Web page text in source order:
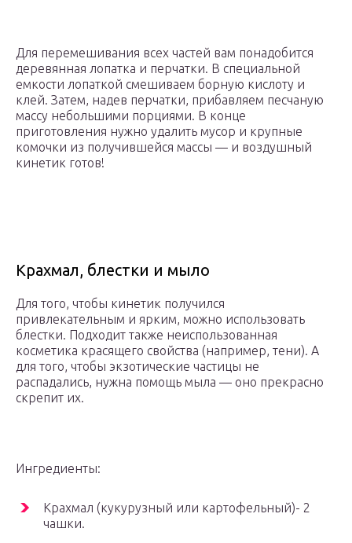
Для перемешивания всех частей вам понадобится
деревянная лопатка и перчатки. В специальной
емкости лопаткой смешиваем борную кислоту и
клей. Затем, надев перчатки, прибавляем песчаную
массу небольшими порциями. В конце
приготовления нужно удалить мусор и крупные
комочки из получившейся массы — и воздушный
кинетик готов!
Крахмал, блестки и мыло
Для того, чтобы кинетик получился
привлекательным и ярким, можно использовать
блестки. Подходит также неиспользованная
косметика красящего свойства (например, тени). А
для того, чтобы экзотические частицы не
распадались, нужна помощь мыла — оно прекрасно
скрепит их.
Ингредиенты:
Крахмал (кукурузный или картофельный)- 2
чашки.